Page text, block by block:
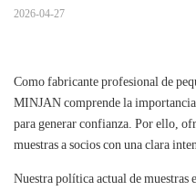
2026-04-27
Como fabricante profesional de
MINJAN comprende la
para generar confianza. Por ello,
muestras a socios con una clara
Nuestra política actual de muestras